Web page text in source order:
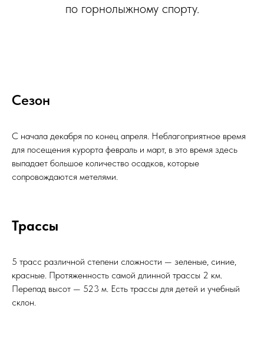
по горнолыжному спорту.
Сезон
С начала декабря по конец апреля. Неблагоприятное время
для посещения курорта февраль и март, в это время здесь
выпадает большое количество осадков, которые
сопровождаются метелями.
Трассы
5 трасс различной степени сложности — зеленые, синие,
красные. Протяженность самой длинной трассы 2 км.
Перепад высот — 523 м. Есть трассы для детей и учебный
склон.